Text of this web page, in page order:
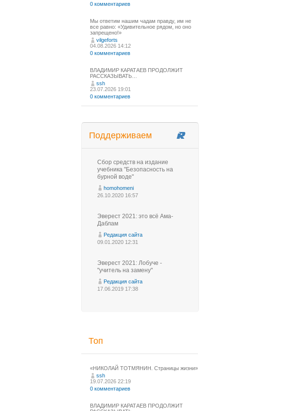
0 комментариев
Мы ответим нашим чадам правду, им не
все равно: «Удивительное рядом, но оно
запрещено!»
vilgeforts
04.08.2026 14:12
0 комментариев
ВЛАДИМИР КАРАТАЕВ ПРОДОЛЖИТ
РАССКАЗЫВАТЬ…
ssh
23.07.2026 19:01
0 комментариев
Поддерживаем
Сбор средств на издание
учебника "Безопасность на
бурной воде"
homohomeni
26.10.2020 16:57
Эверест 2021: это всё Ама-
Даблам
Редакция сайта
09.01.2020 12:31
Эверест 2021: Лобуче -
"учитель на замену"
Редакция сайта
17.06.2019 17:38
Топ
«НИКОЛАЙ ТОТМЯНИН. Страницы жизни»
ssh
19.07.2026 22:19
0 комментариев
ВЛАДИМИР КАРАТАЕВ ПРОДОЛЖИТ